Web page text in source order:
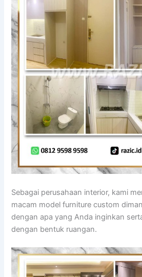
Sebagai perusahaan interior, kami
macam model furniture custom
dengan apa yang Anda inginkan
dengan bentuk ruangan.